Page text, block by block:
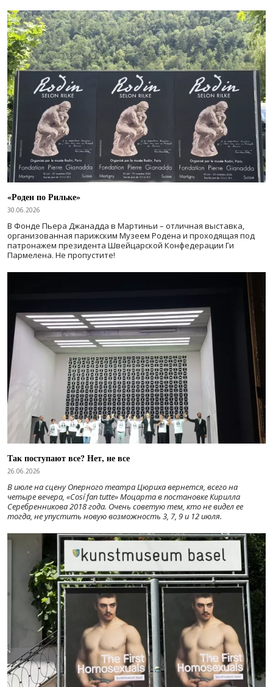
«Роден по Рильке»
30.06.2026
В Фонде Пьера Джанадда в Мартиньи – отличная выставка,
организованная парижским Музеем Родена и проходящая под
патронажем президента Швейцарской Конфедерации Ги
Пармелена. Не пропустите!
Так поступают все? Нет, не все
26.06.2026
В июле на сцену Оперного театра Цюриха вернется, всего на
четыре вечера, «Cosí fan tutte» Моцарта в постановке Кирилла
Серебренникова 2018 года. Очень советую тем, кто не видел ее
тогда, не упустить новую возможность 3, 7, 9 и 12 июля.